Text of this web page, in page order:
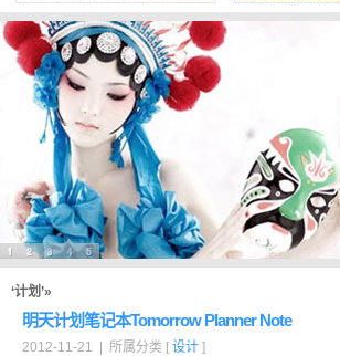
‘计划’»
明天计划笔记本Tomorrow Planner Note
2012-11-21 | 所属分类 [ 设计 ]